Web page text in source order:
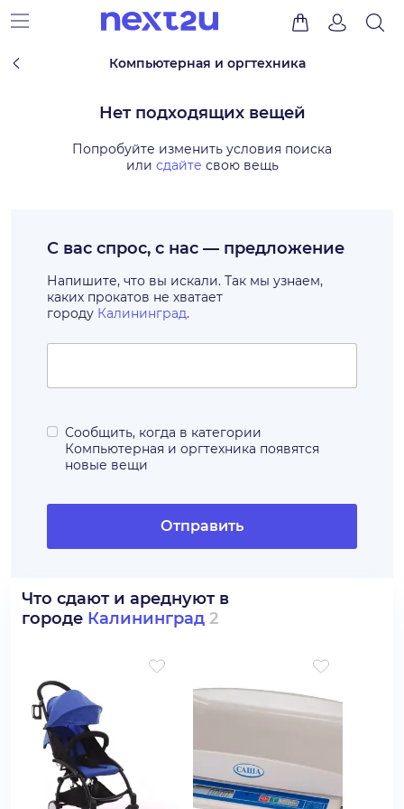
Компьютерная и оргтехника
Нет подходящих вещей
Попробуйте изменить условия поиска
или сдайте свою вещь
С вас спрос, с нас — предложение
Напишите, что вы искали. Так мы узнаем,
каких прокатов не хватает
городу Калининград.
Сообщить, когда в категории
Компьютерная и оргтехника появятся
новые вещи
Отправить
Что сдают и ареднуют в
городе Калининград 2